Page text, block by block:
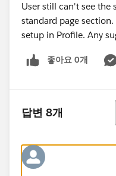
User still can't see the
standard page
setup in Profile. Any
좋아요 0개
답변 8개